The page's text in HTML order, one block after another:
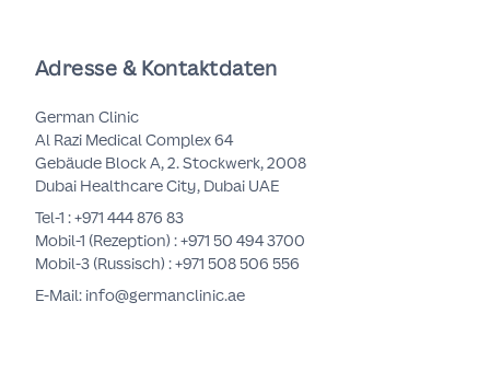
Adresse & Kontaktdaten
German Clinic
Al Razi Medical Complex 64
Gebäude Block A, 2. Stockwerk, 2008
Dubai Healthcare City, Dubai UAE
Tel-1 :+971 444 876 83
Mobil-1 (Rezeption) :+971 50 494 3700
Mobil-3 (Russisch) :+971 508 506 556
E-Mail: info@germanclinic.ae